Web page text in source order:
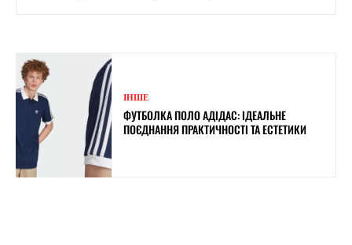
ІНШЕ
ФУТБОЛКА ПОЛО АДІДАС: ІДЕАЛЬНЕ
ПОЄДНАННЯ ПРАКТИЧНОСТІ ТА ЕСТЕТИКИ